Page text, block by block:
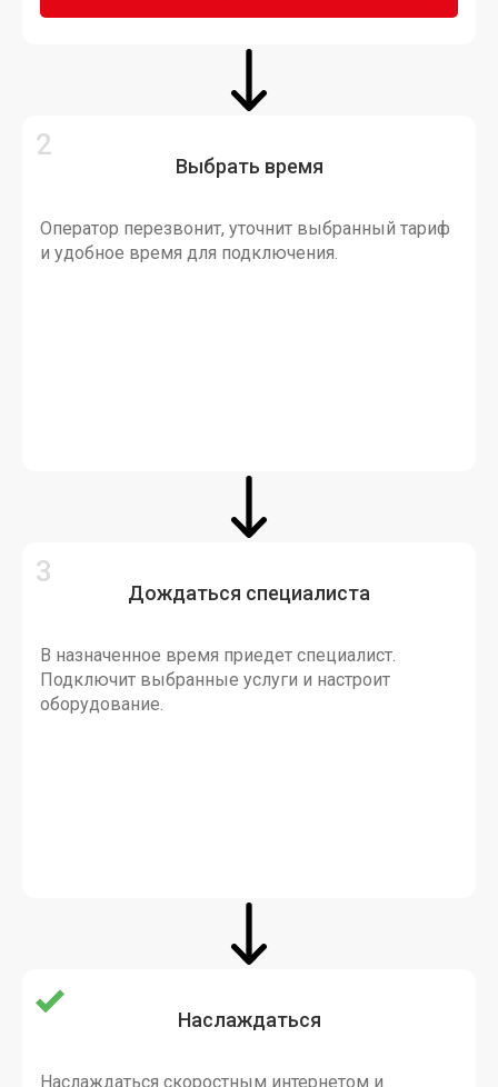
Выбрать время
Оператор перезвонит, уточнит выбранный тариф
и удобное время для подключения.
Дождаться специалиста
В назначенное время приедет специалист.
Подключит выбранные услуги и настроит
оборудование.
Наслаждаться
Наслаждаться скоростным интернетом и